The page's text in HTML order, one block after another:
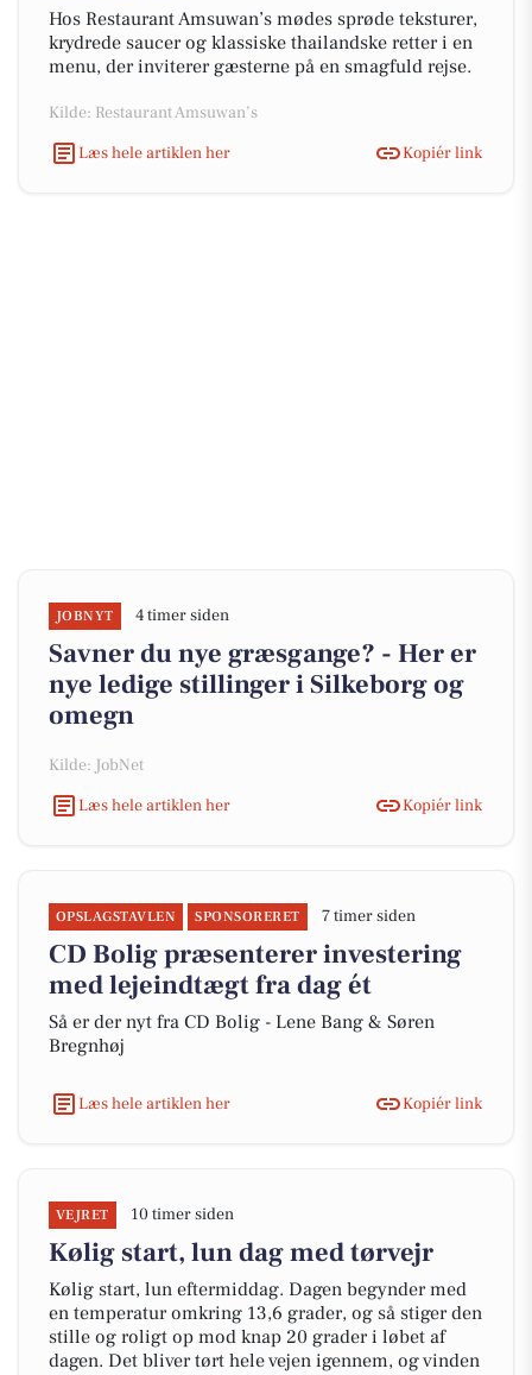
Hos Restaurant Amsuwan’s mødes sprøde teksturer,
krydrede saucer og klassiske thailandske retter i en
menu, der inviterer gæsterne på en smagfuld rejse.
Kilde: Restaurant Amsuwan’s
Læs hele artiklen her
Kopiér link
JOBNYT 4 timer siden
Savner du nye græsgange? - Her er
nye ledige stillinger i Silkeborg og
omegn
Kilde: JobNet
Læs hele artiklen her
Kopiér link
OPSLAGSTAVLEN SPONSORERET 7 timer siden
CD Bolig præsenterer investering
med lejeindtægt fra dag ét
Så er der nyt fra CD Bolig - Lene Bang & Søren
Bregnhøj
Læs hele artiklen her Kopiér link
VEJRET 10 timer siden
Kølig start, lun dag med tørvejr
Kølig start, lun eftermiddag. Dagen begynder med
en temperatur omkring 13,6 grader, og så stiger den
stille og roligt op mod knap 20 grader i løbet af
dagen. Det bliver tørt hele vejen igennem, og vinden